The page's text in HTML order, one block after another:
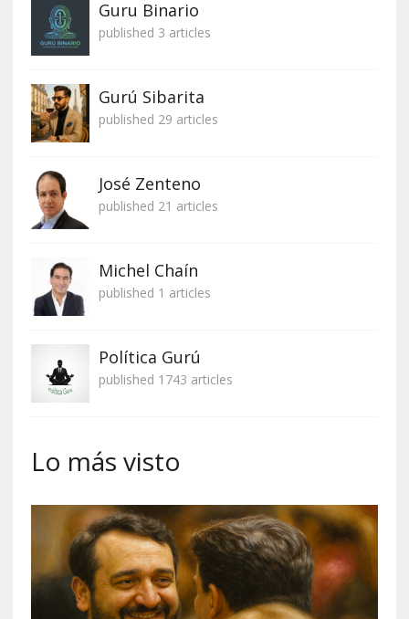
Guru Binario
published 3 articles
Gurú Sibarita
published 29 articles
José Zenteno
published 21 articles
Michel Chaín
published 1 articles
Política Gurú
published 1743 articles
Lo más visto